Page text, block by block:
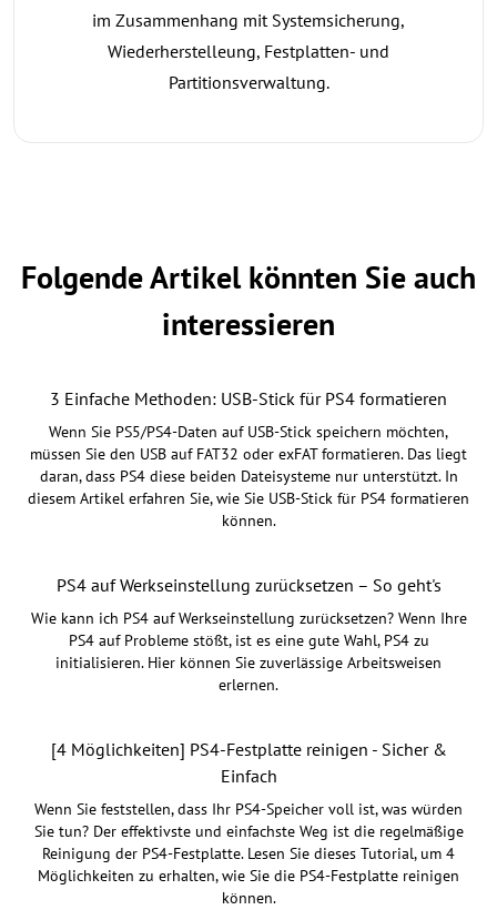
im Zusammenhang mit Systemsicherung,
Wiederherstelleung, Festplatten- und
Partitionsverwaltung.
Folgende Artikel könnten Sie auch
interessieren
3 Einfache Methoden: USB-Stick für PS4 formatieren
Wenn Sie PS5/PS4-Daten auf USB-Stick speichern möchten,
müssen Sie den USB auf FAT32 oder exFAT formatieren. Das liegt
daran, dass PS4 diese beiden Dateisysteme nur unterstützt. In
diesem Artikel erfahren Sie, wie Sie USB-Stick für PS4 formatieren
können.
PS4 auf Werkseinstellung zurücksetzen – So geht's
Wie kann ich PS4 auf Werkseinstellung zurücksetzen? Wenn Ihre
PS4 auf Probleme stößt, ist es eine gute Wahl, PS4 zu
initialisieren. Hier können Sie zuverlässige Arbeitsweisen
erlernen.
[4 Möglichkeiten] PS4-Festplatte reinigen - Sicher &
Einfach
Wenn Sie feststellen, dass Ihr PS4-Speicher voll ist, was würden
Sie tun? Der effektivste und einfachste Weg ist die regelmäßige
Reinigung der PS4-Festplatte. Lesen Sie dieses Tutorial, um 4
Möglichkeiten zu erhalten, wie Sie die PS4-Festplatte reinigen
können.